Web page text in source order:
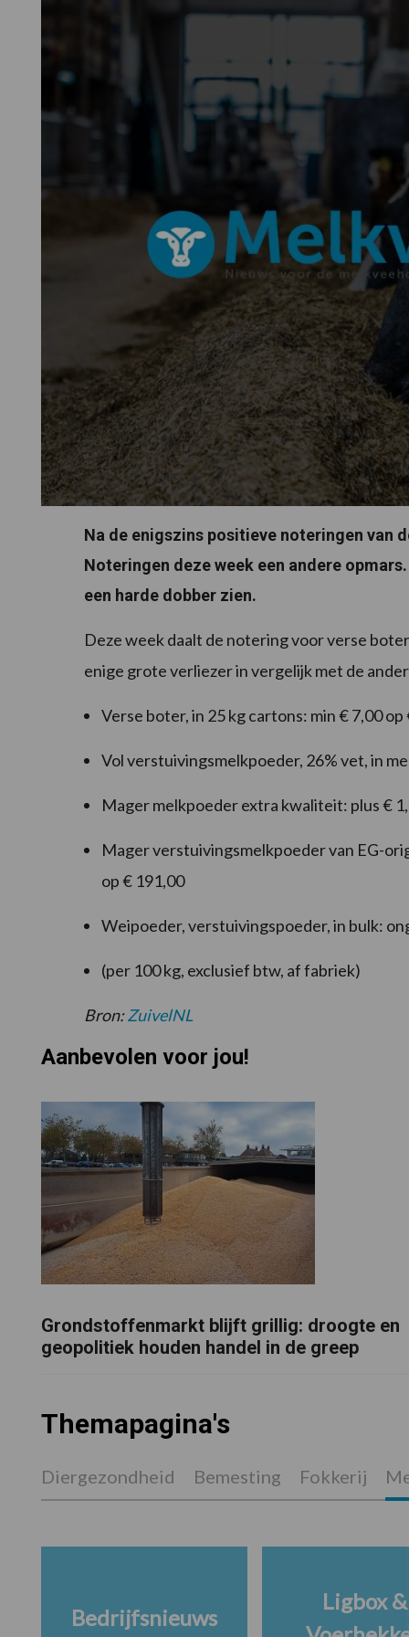
Na de enigszins positieve noteringen van
Noteringen deze week een andere
een harde dobber zien.
Deze week daalt de notering voor verse
enige grote verliezer in vergelijk met de
Verse boter, in 25 kg cartons: min € 7,00 op
Vol verstuivingsmelkpoeder, 26% vet, in
Mager melkpoeder extra kwaliteit: plus €
Mager verstuivingsmelkpoeder van EG-
op € 191,00
Weipoeder, verstuivingspoeder, in bulk:
(per 100 kg, exclusief btw, af fabriek)
Bron:ZuivelNL
Aanbevolen voor jou!
Grondstoffenmarkt blijft grillig: droogte en
geopolitiek houden handel in de greep
Themapagina's
Diergezondheid Bemesting Fokkerij
Bedrijfsnieuws
Ligbox &